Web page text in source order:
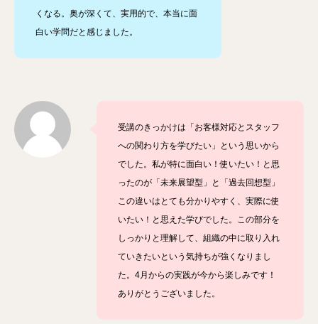
くなる。奥が深くて、実用的で、本当に面
白い学問だと感じました。
受講のきっかけは「お客様対応とスタッフ
への関わり方を学びたい」という思いから
でした。私が特に面白い！使いたい！と思
ったのが「未来展望型」と「過去回想型」
この違いはとても分かりやすく、実際に使
いたい！と思えた学びでした。この部分を
しっかりと理解して、組織の中に取り入れ
ていきたいという気持ちが強くなりまし
た。 4月からの実践が今から楽しみです！
ありがとうございました。